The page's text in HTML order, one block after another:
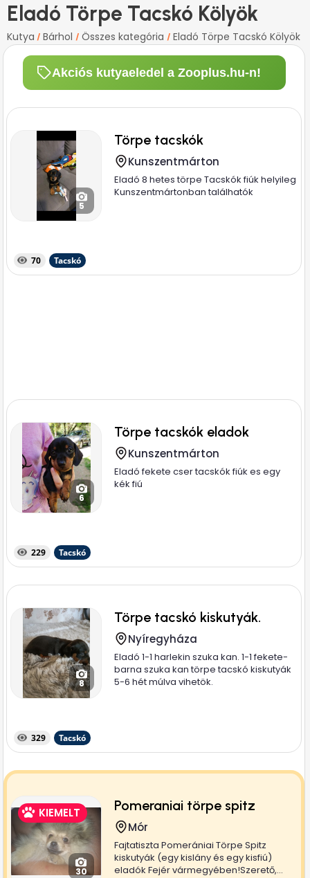
Eladó Törpe Tacskó Kölyök
Kutya / Bárhol / Összes kategória / Eladó Törpe Tacskó Kölyök
Akciós kutyaeledel a Zooplus.hu-n!
5
Törpe tacskók
Kunszentmárton
Eladó 8 hetes törpe Tacskók fiúk helyileg
Kunszentmártonban találhatók
70 Tacskó
6
Törpe tacskók eladok
Kunszentmárton
Eladó fekete cser tacskók fiúk es egy
kék fiú
229 Tacskó
8
Törpe tacskó kiskutyák.
Nyíregyháza
Eladó 1-1 harlekin szuka kan. 1-1 fekete-
barna szuka kan törpe tacskó kiskutyák
5-6 hét múlva vihetök.
329 Tacskó
KIEMELT
30
Pomeraniai törpe spitz
Mór
Fajtatiszta Pomerániai Törpe Spitz
kiskutyák (egy kislány és egy kisfiú)
eladók Fejér vármegyében!Szerető,...